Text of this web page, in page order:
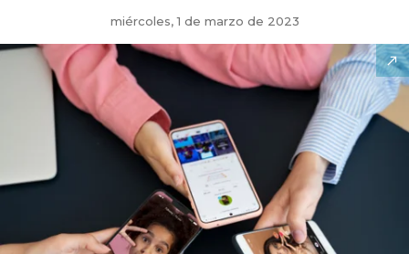
miércoles, 1 de marzo de 2023